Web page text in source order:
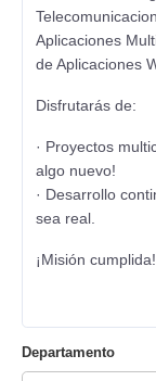
Aplicaciones
de Aplicaciones
Disfrutarás de:
· Proyectos
algo nuevo!
· Desarrollo
sea real.
¡Misión cumplida!
Departamento